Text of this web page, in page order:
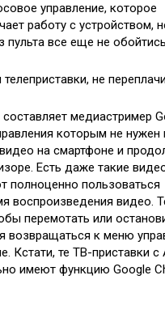
управление, которое
работу с устройством,
все еще не
медиастример
которым не нужен
на смартфоне и
Есть даже такие
полноценно пользоваться
воспроизведения видео.
перемотать или
возвращаться к меню
Кстати, те ТВ-приставки с
имеют функцию Google